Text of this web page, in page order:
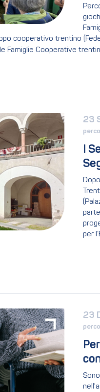
cooperativo trentino
Famiglie Cooperative
23
I
per
23